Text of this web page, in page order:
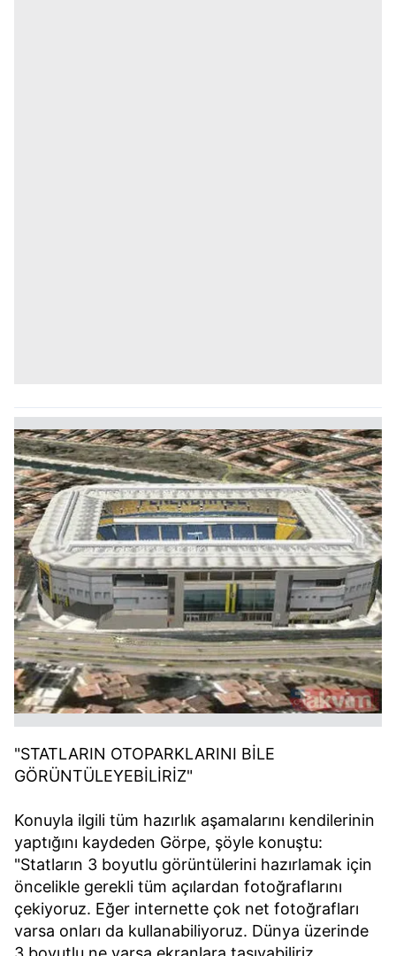
"STATLARIN OTOPARKLARINI BİLE
GÖRÜNTÜLEYEBİLİRİZ"
Konuyla ilgili tüm hazırlık aşamalarını kendilerinin
yaptığını kaydeden Görpe, şöyle konuştu:
"Statların 3 boyutlu görüntülerini hazırlamak için
öncelikle gerekli tüm açılardan fotoğraflarını
çekiyoruz. Eğer internette çok net fotoğrafları
varsa onları da kullanabiliyoruz. Dünya üzerinde